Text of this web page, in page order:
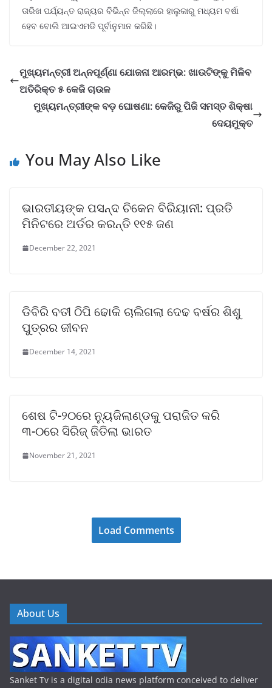
ତାରିଖ ପର୍ଯ୍ୟନ୍ତ ରାଜ୍ୟର ବିଭିନ୍ନ ଜିଲ୍ଲାରେ ହାଲୁକାରୁ ମଧ୍ୟମ ବର୍ଷା
ହେବ ବୋଲି ଆଇଏମଡି ପୂର୍ବାନୁମାନ କରିଛି।
ମୁଖ୍ୟମନ୍ତ୍ରୀ ଅନ୍ନପୂର୍ଣ୍ଣା ଯୋଜନା ଆରମ୍ଭ: ଖାଉଟିଙ୍କୁ ମିଳିବ
ଅତିରିକ୍ତ ୫ କେଜି ଚାଉଳ
ମୁଖ୍ୟମନ୍ତ୍ରୀଙ୍କ ବଡ଼ ଘୋଷଣା: କେଜିରୁ ପିଜି ସମସ୍ତ ଶିକ୍ଷା
ଦେୟମୁକ୍ତ
You May Also Like
ଭାରତୀୟଙ୍କ ପସନ୍ଦ ଚିକେନ ବିରିୟାନୀ: ପ୍ରତି
ମିନିଟରେ ଅର୍ଡର କରନ୍ତି ୧୧୫ ଜଣ
December 22, 2021
ଡିବିରି ବତୀ ଠିପି ଢୋକି ଚାଲିଗଲା ଦେଢ ବର୍ଷର ଶିଶୁ
ପୁତ୍ରର ଜୀବନ
December 14, 2021
ଶେଷ ଟି-୨୦ରେ ନ୍ୟୁଜିଲାଣ୍ଡକୁ ପରାଜିତ କରି
୩-୦ରେ ସିରିଜ୍ ଜିତିଲା ଭାରତ
November 21, 2021
Load Comments
About Us
Sanket Tv is a digital odia news platform conceived to deliver